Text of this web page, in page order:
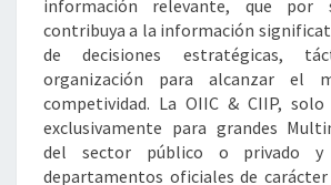
información relevante, que por
contribuya a la información
de decisiones estratégicas,
organización para alcanzar el
competividad. La OIIC & CIIP,
exclusivamente para grandes
del sector público o privado y
departamentos oficiales de